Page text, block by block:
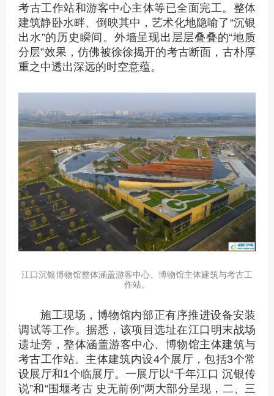
考古工作站和游客中心主体等已全面完工。整体
建筑静卧水畔、倒映其中，艺术化地隐喻了“沉银
出水”的历史瞬间。外墙呈现出层层叠叠的“地质
分层”效果，仿佛被徐徐揭开的考古断面，古朴厚
重之中透出深远的时空意蕴。
江口沉银博物馆整体涵盖游客中心、博物馆主体建筑与考古工
作站。
施工现场，博物馆内部正有序推进设备安装
调试等工作。据悉，该项目选址在江口明末战场
遗址旁，整体涵盖游客中心、博物馆主体建筑与
考古工作站。主体建筑内设4个展厅，包括3个常
设展厅和1个临展厅。一展厅以“千年江口 沉银传
说”和“围堰考古 史无前例”两大部分呈现，二、三